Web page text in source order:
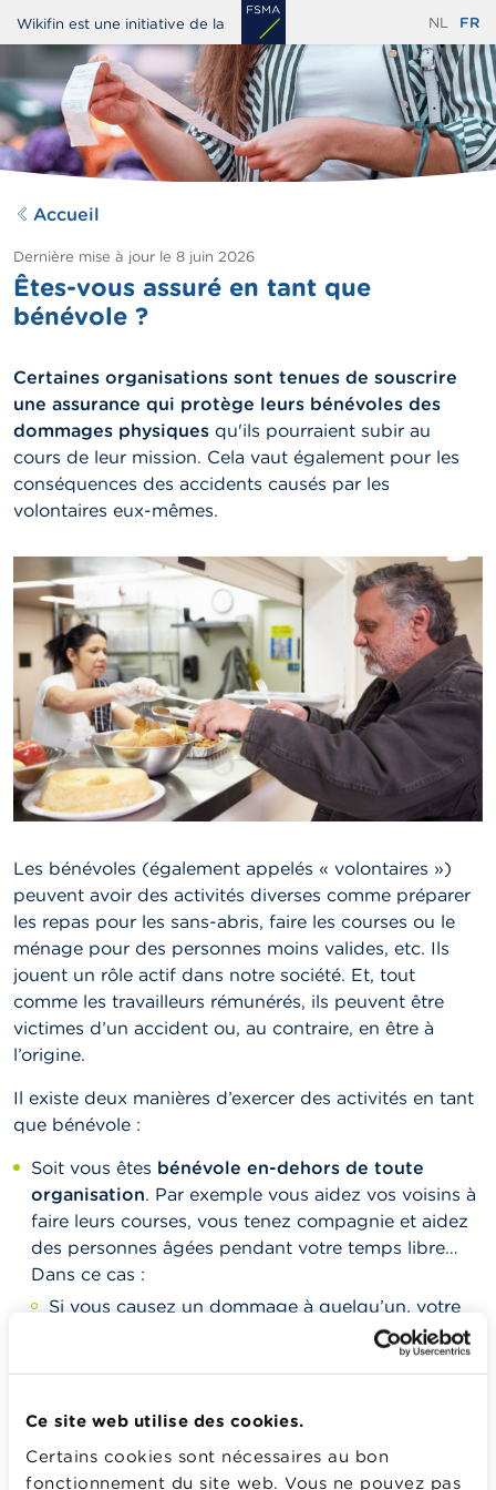
Ce site web utilise des cookies.
Certains cookies sont nécessaires au bon
fonctionnement du site web. Vous ne pouvez pas
Aller
au
principal
Wikifin est une initiative de la NL FR
Accueil
Dernière mise à jour le 8 juin 2026
Êtes-vous assuré en tant que
bénévole ?
Certaines organisations sont tenues de souscrire
une assurance qui protège leurs bénévoles des
dommages physiques qu'ils pourraient subir au
cours de leur mission. Cela vaut également pour les
conséquences des accidents causés par les
volontaires eux-mêmes.
Les bénévoles (également appelés « volontaires »)
peuvent avoir des activités diverses comme préparer
les repas pour les sans-abris, faire les courses ou le
ménage pour des personnes moins valides, etc. Ils
jouent un rôle actif dans notre société. Et, tout
comme les travailleurs rémunérés, ils peuvent être
victimes d’un accident ou, au contraire, en être à
l’origine.
Il existe deux manières d’exercer des activités en tant
que bénévole :
Soit vous êtes bénévole en-dehors de toute
organisation. Par exemple vous aidez vos voisins à
faire leurs courses, vous tenez compagnie et aidez
des personnes âgées pendant votre temps libre…
Dans ce cas :
Si vous causez un dommage à quelqu’un, votre
pourra intervenir.
Si vous vous blessez, ce sont les assurances qui
indemniseront comme lamutuelle
hospitalisation , ou l’ assurance individuelle
accident.